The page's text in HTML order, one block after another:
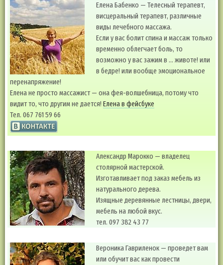
Елена Бабенко — Телесный терапевт,
висцеральный терапевт, различные
виды лечебного массажа.
Если у вас болит спина и массаж только
временно облегчает боль, то
возможно у вас зажим в … животе! или
в бедре! или вообще эмоциональное
перенапряжение!
Елена не просто массажист — она фея-волшебница, потому что
видит то, что другим не дается! Елена в фейсбуке
Тел. 067 761 59 66
Александр Марокко — владелец
столярной мастерской.
Изготавливает под заказ мебель из
натурального дерева.
Изящные деревянные лестницы, двери,
мебель на любой вкус.
тел. 097 382 43 77
Вероника Гавриленок — проведет вам
или обучит вас как провести